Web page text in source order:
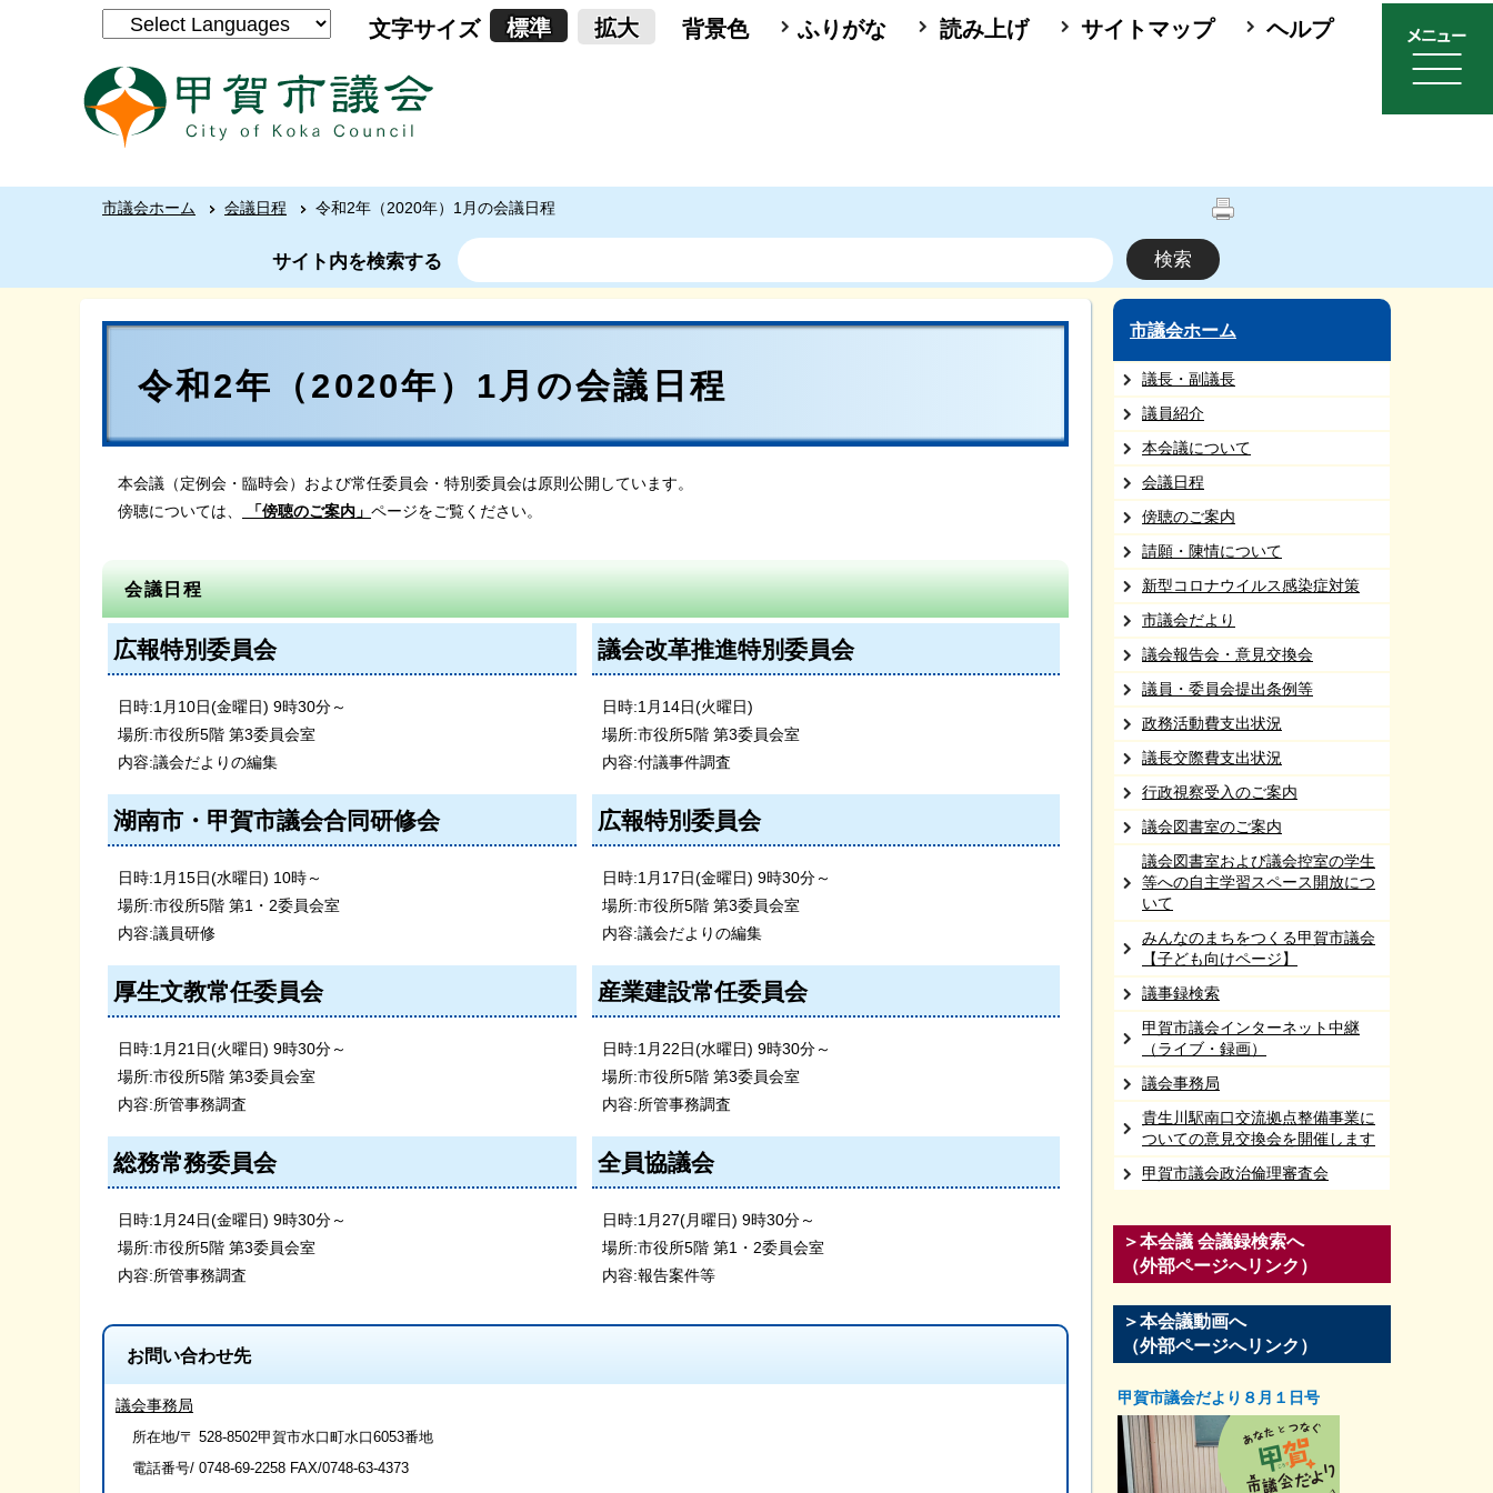
文字サイズ 標準 拡大 背景色 ふりがな 読み上げ サイトマップ ヘルプ
市議会ホーム 会議日程 令和2年（2020年）1月の会議日程
サイト内を検索する
令和2年（2020年）1月の会議日程
本会議（定例会・臨時会）および常任委員会・特別委員会は原則公開しています。
傍聴については、
「傍聴のご案内」 ページをご覧ください。
会議日程
広報特別委員会
日時:1月10日(金曜日) 9時30分～
場所:市役所5階 第3委員会室
内容:議会だよりの編集
議会改革推進特別委員会
日時:1月14日(火曜日)
場所:市役所5階 第3委員会室
内容:付議事件調査
湖南市・甲賀市議会合同研修会
日時:1月15日(水曜日) 10時～
場所:市役所5階 第1・2委員会室
内容:議員研修
広報特別委員会
日時:1月17日(金曜日) 9時30分～
場所:市役所5階 第3委員会室
内容:議会だよりの編集
厚生文教常任委員会
日時:1月21日(火曜日) 9時30分～
場所:市役所5階 第3委員会室
内容:所管事務調査
産業建設常任委員会
日時:1月22日(水曜日) 9時30分～
場所:市役所5階 第3委員会室
内容:所管事務調査
総務常務委員会
日時:1月24日(金曜日) 9時30分～
場所:市役所5階 第3委員会室
内容:所管事務調査
全員協議会
日時:1月27(月曜日) 9時30分～
場所:市役所5階 第1・2委員会室
内容:報告案件等
お問い合わせ先
議会事務局
所在地/〒 528-8502甲賀市水口町水口6053番地
電話番号/ 0748-69-2258 FAX/0748-63-4373
市議会ホーム
議長・副議長
議員紹介
本会議について
会議日程
傍聴のご案内
請願・陳情について
新型コロナウイルス感染症対策
市議会だより
議会報告会・意見交換会
議員・委員会提出条例等
政務活動費支出状況
議長交際費支出状況
行政視察受入のご案内
議会図書室のご案内
議会図書室および議会控室の学生
等への自主学習スペース開放につ
いて
みんなのまちをつくる甲賀市議会
【子ども向けページ】
議事録検索
甲賀市議会インターネット中継
（ライブ・録画）
議会事務局
貴生川駅南口交流拠点整備事業に
ついての意見交換会を開催します
甲賀市議会政治倫理審査会
＞本会議 会議録検索へ
（外部ページへリンク）
＞本会議動画へ
（外部ページへリンク）
甲賀市議会だより８月１日号